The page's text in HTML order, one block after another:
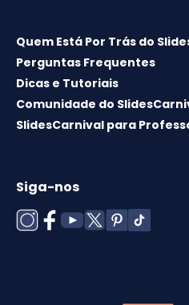
Quem Está Por Trás do
Perguntas Frequentes
Dicas e Tutoriais
Comunidade do
SlidesCarnival para
Siga-nos